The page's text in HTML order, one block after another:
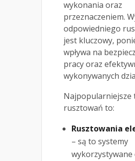
wykonania oraz
przeznaczeniem.
odpowiedniego
jest kluczowy,
wpływa na
pracy oraz
wykonywanych
Najpopularniejsze
rusztowań to:
Rusztowania
– są to systemy
wykorzystywane